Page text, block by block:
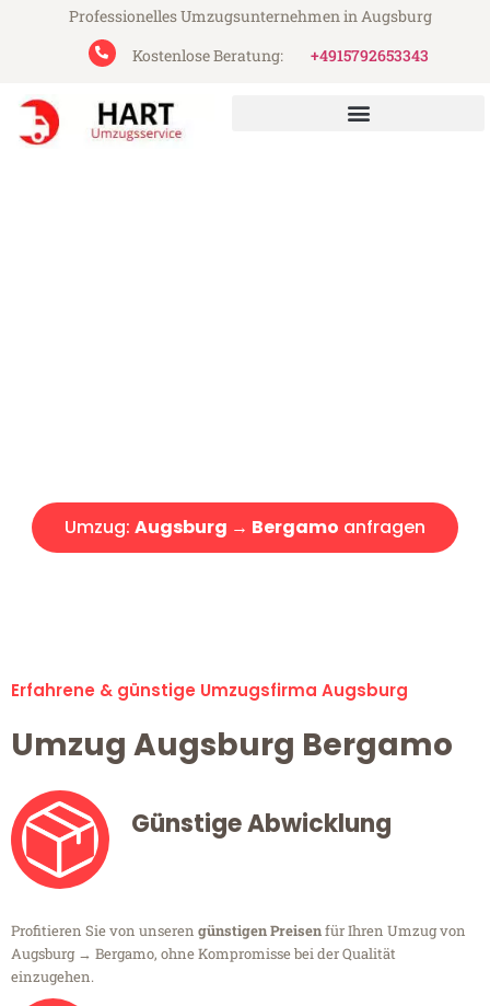
Professionelles Umzugsunternehmen in Augsburg
Kostenlose Beratung:
+4915792653343
Umzug: Augsburg → Bergamo anfragen
Erfahrene & günstige Umzugsfirma Augsburg
Umzug Augsburg Bergamo
Günstige Abwicklung
Profitieren Sie von unseren günstigen Preisenfür Ihren Umzug von
Augsburg → Bergamo, ohne Kompromisse bei der Qualität
einzugehen.